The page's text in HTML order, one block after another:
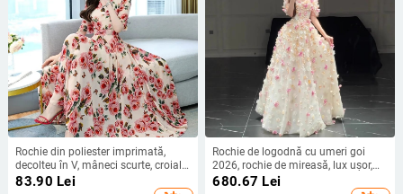
Rochie din poliester imprimată,
decolteu în V, mâneci scurte, croială
în linie A, lungime medie
83.90 Lei
Rochie de logodnă cu umeri goi
2026, rochie de mireasă, lux ușor,
croială de înaltă clasă pentru nuntă
680.67 Lei